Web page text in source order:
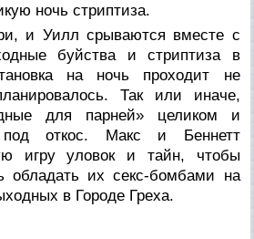
ночь стриптиза.
и Уилл срываются вместе с
буйства и стриптиза в
на ночь проходит не
Так или иначе,
для парней» целиком и
откос. Макс и Беннетт
игру уловок и тайн, чтобы
обладать их секс-бомбами на
в Городе Греха.